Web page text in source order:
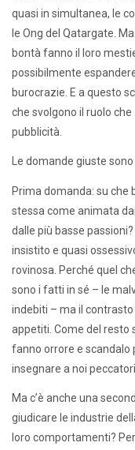
quasi in simultanea, le
le Ong del Qatargate.
bontà fanno il loro
possibilmente
burocrazie. E a questo
che svolgono il ruolo
pubblicità.
Le domande giuste
Prima domanda: su che
stessa come animata
dalle più basse
insistito e quasi
rovinosa. Perché quel
sono i fatti in sé – le
indebiti – ma il
appetiti. Come del resto
fanno orrore e scandalo
insegnare a noi
Ma c’è anche una
giudicare le industrie
loro comportamenti?